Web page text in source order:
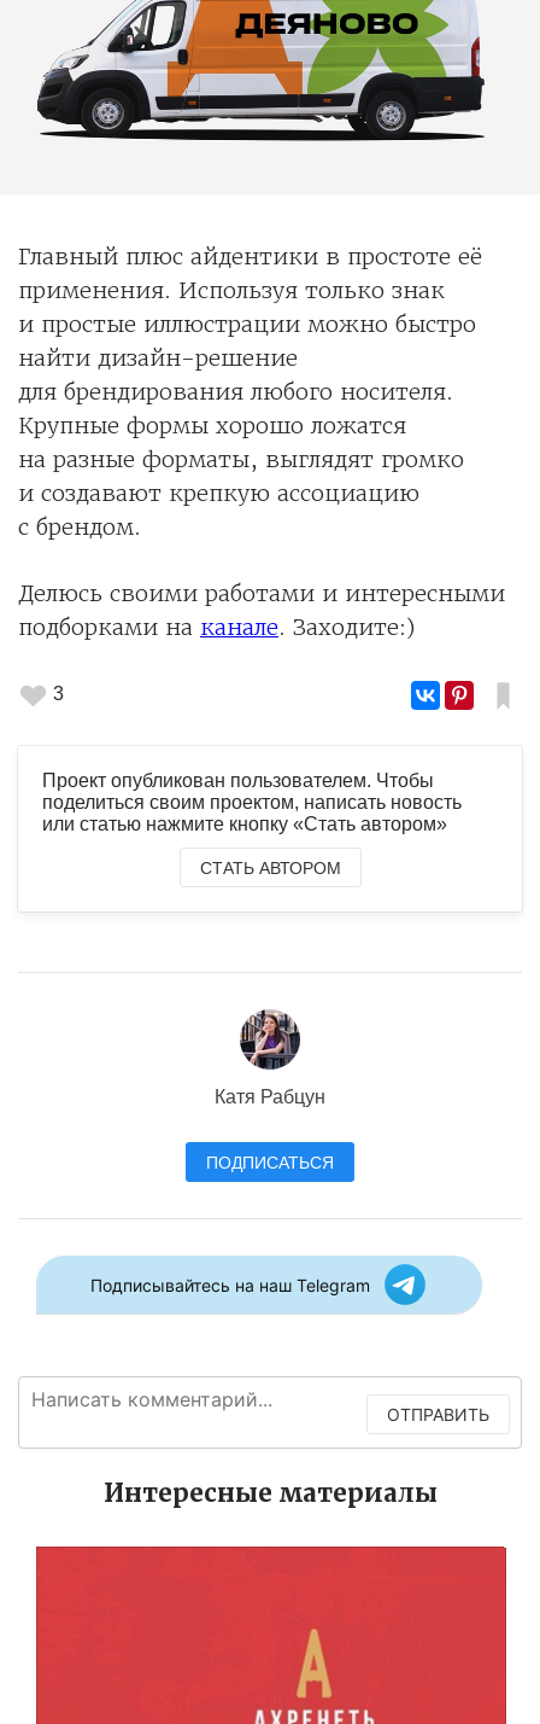
Главный плюс айдентики в простоте её
применения. Используя только знак
и простые иллюстрации можно быстро
найти дизайн-решение
для брендирования любого носителя.
Крупные формы хорошо ложатся
на разные форматы, выглядят громко
и создавают крепкую ассоциацию
с брендом.
Делюсь своими работами и интересными
подборками на канале. Заходите:)
3
Проект опубликован пользователем. Чтобы
поделиться своим проектом, написать новость
или статью нажмите кнопку «Стать автором»
СТАТЬ АВТОРОМ
Катя Рабцун
ПОДПИСАТЬСЯ
Подписывайтесь на наш Telegram
ОТПРАВИТЬ
Интересные материалы